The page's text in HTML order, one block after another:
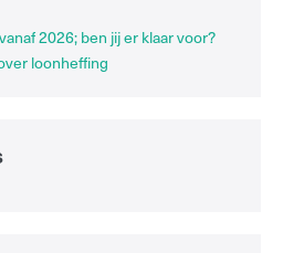
2026; ben jij er klaar voor?
loonheffing